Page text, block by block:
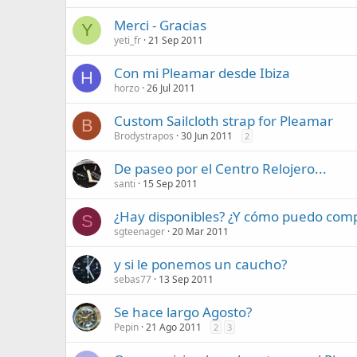
Y Merci - Gracias
yeti_fr 21 Sep 2011
H Con mi Pleamar desde Ibiza
horzo 26 Jul 2011
B Custom Sailcloth strap for Pleamar
Brodystrapos 30 Jun 2011 2
De paseo por el Centro Relojero...
santi 15 Sep 2011
S ¿Hay disponibles? ¿Y cómo puedo
sgteenager 20 Mar 2011
y si le ponemos un caucho?
sebas77 13 Sep 2011
Se hace largo Agosto?
Pepin 21 Ago 2011 2 3